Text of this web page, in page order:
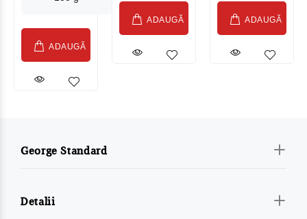
ADAUGĂ
ADAUGĂ ADAUGĂ
George Standard
Detalii